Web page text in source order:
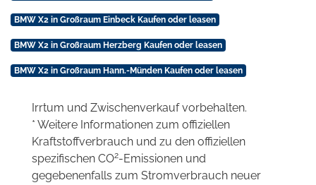
BMW X2 in Großraum Einbeck Kaufen oder leasen
BMW X2 in Großraum Herzberg Kaufen oder leasen
BMW X2 in Großraum Hann.-Münden Kaufen oder leasen
Irrtum und Zwischenverkauf vorbehalten.
* Weitere Informationen zum offiziellen
Kraftstoffverbrauch und zu den offiziellen
spezifischen CO2-Emissionen und
gegebenenfalls zum Stromverbrauch neuer